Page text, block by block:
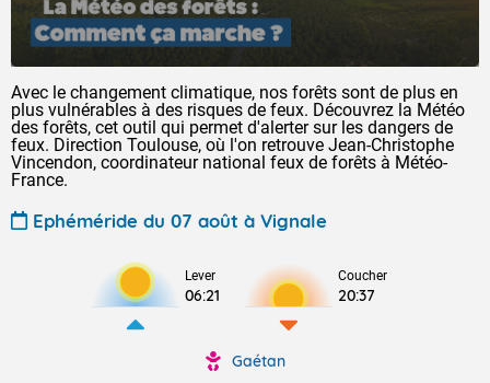
Avec le changement climatique, nos forêts sont de plus en
plus vulnérables à des risques de feux. Découvrez la Météo
des forêts, cet outil qui permet d'alerter sur les dangers de
feux. Direction Toulouse, où l'on retrouve Jean-Christophe
Vincendon, coordinateur national feux de forêts à Météo-
France.
Ephéméride du 07 août à Vignale
Lever
06:21
Coucher
20:37
Gaétan